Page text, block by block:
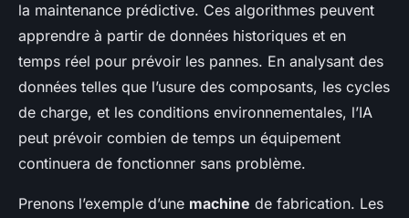
la maintenance prédictive. Ces algorithmes peuvent
apprendre à partir de données historiques et en
temps réel pour prévoir les pannes. En analysant des
données telles que l’usure des composants, les cycles
de charge, et les conditions environnementales, l’IA
peut prévoir combien de temps un équipement
continuera de fonctionner sans problème.
Prenons l’exemple d’une machine de fabrication. Les